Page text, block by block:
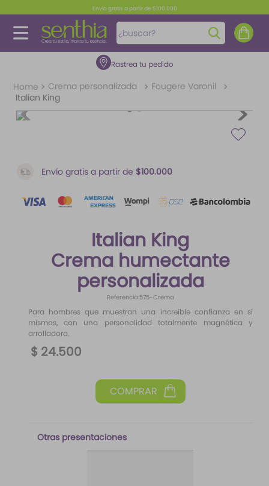
Envío gratis a partir de $100.000
¿buscar?
Rastrea tu pedido
Crema personalizada
Fougere Varonil
Italian King
Envío gratis a partir de $100.000
Italian King
Crema humectante
personalizada
Referencia:575-Crema
Para hombres que muestran una increíble confianza en sí
mismos, con una personalidad totalmente magnética y
arrolladora.
$ 24.500
Otras presentaciones
TÉRMINOS MÁS BUSCADOS
1.
perfume
carolina herrera
5.
mantequilla
ariana grande
santal 33